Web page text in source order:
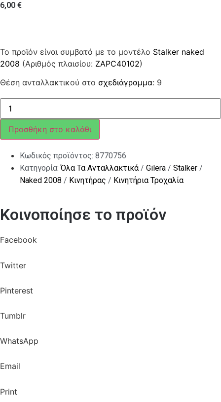
6,00 €
Το προϊόν είναι συμβατό με το μοντέλο Stalker naked
2008 (Αριθμός πλαισίου: ZAPC40102)
Θέση ανταλλακτικού στο σχεδιάγραμμα: 9
ΠΛΑΚΑΚΙ
ΑΣΦΑΛΕΙΑΣ
SCOOTER
50
C13-
C18-
ποσότητα
Προσθήκη στο καλάθι
Κωδικός προϊόντος: 8770756
Κατηγορία:Όλα Τα Ανταλλακτικά/ Gilera / Stalker /
Naked 2008 / Κινητήρας / Κινητήρια Τροχαλία
Κοινοποίησε το προϊόν
Facebook
Twitter
Pinterest
Tumblr
WhatsApp
Email
Print